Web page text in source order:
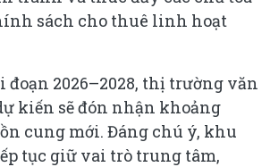
sách cho thuê linh hoạt
đoạn 2026–2028, thị trường văn
kiến sẽ đón nhận khoảng
cung mới. Đáng chú ý, khu
tục giữ vai trò trung tâm,